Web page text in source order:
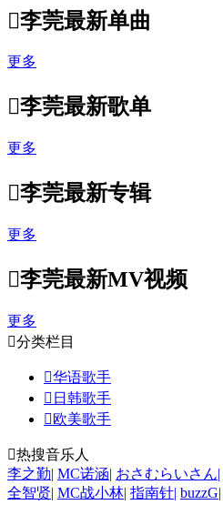
李莞最新单曲
更多
李莞最新歌单
更多
李莞最新专辑
更多
李莞最新MV视频
更多
分类栏目
华语歌手
 日韩歌手
欧美歌手
热搜音乐人
李之勤| MC诺涵| おさむらいさん|
全智贤| MC战小林| 指南针| buzzG|